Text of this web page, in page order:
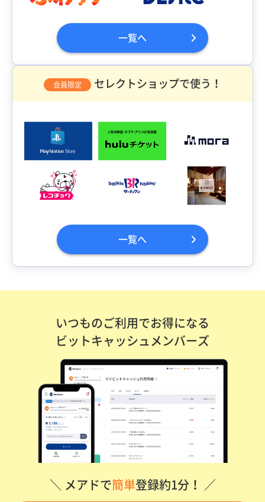
一覧へ
会員限定 セレクトショップで使う！
一覧へ
いつものご利用でお得になる
ビットキャッシュメンバーズ
＼ メアドで簡単登録約1分！ ／